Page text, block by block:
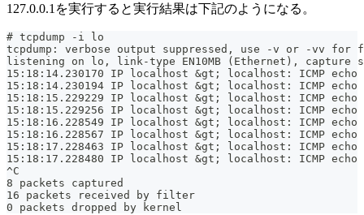
127.0.0.1を実行すると実行結果は下記のようになる。
# tcpdump -i lo
tcpdump: verbose output suppressed, use -v or -vv for
listening on lo, link-type EN10MB (Ethernet), capture
15:18:14.230170 IP localhost &gt; localhost: ICMP
15:18:14.230194 IP localhost &gt; localhost: ICMP
15:18:15.229229 IP localhost &gt; localhost: ICMP
15:18:15.229256 IP localhost &gt; localhost: ICMP
15:18:16.228549 IP localhost &gt; localhost: ICMP
15:18:16.228567 IP localhost &gt; localhost: ICMP
15:18:17.228463 IP localhost &gt; localhost: ICMP
15:18:17.228480 IP localhost &gt; localhost: ICMP
^C
8 packets captured
16 packets received by filter
0 packets dropped by kernel